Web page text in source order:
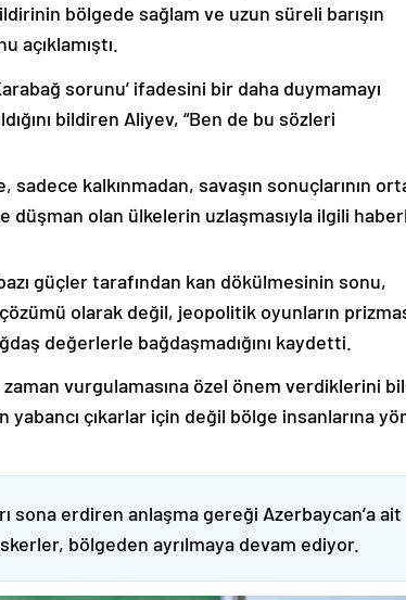
bölgede sağlam ve uzun süreli barışın
açıklamıştı.
sorunu’ ifadesini bir daha duymamayı
bildiren Aliyev, “Ben de bu sözleri
sadece kalkınmadan, savaşın sonuçlarının
düşman olan ülkelerin uzlaşmasıyla ilgili
güçler tarafından kan dökülmesinin sonu,
olarak değil, jeopolitik oyunların
değerlerle bağdaşmadığını kaydetti.
vurgulamasına özel önem verdiklerini
yabancı çıkarlar için değil bölge insanlarına
sona erdiren anlaşma gereği Azerbaycan’a ait
bölgeden ayrılmaya devam ediyor.